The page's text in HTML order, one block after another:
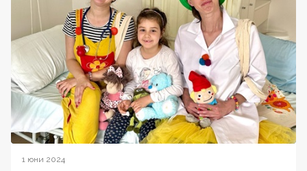
1 юни 2024